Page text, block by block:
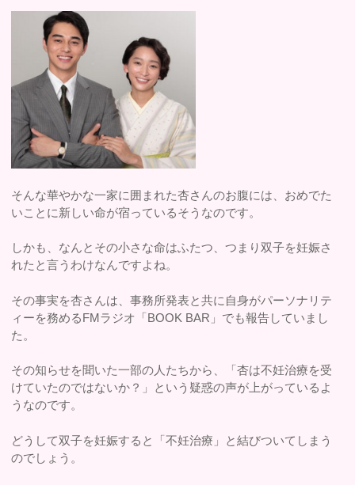
そんな華やかな一家に囲まれた杏さんのお腹には、おめでた
いことに新しい命が宿っているそうなのです。
しかも、なんとその小さな命はふたつ、つまり双子を妊娠さ
れたと言うわけなんですよね。
その事実を杏さんは、事務所発表と共に自身がパーソナリテ
ィーを務めるFMラジオ「BOOK BAR」でも報告していまし
た。
その知らせを聞いた一部の人たちから、「杏は不妊治療を受
けていたのではないか？」という疑惑の声が上がっているよ
うなのです。
どうして双子を妊娠すると「不妊治療」と結びついてしまう
のでしょう。